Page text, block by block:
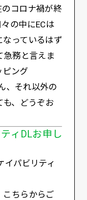
のコロナ禍が終
の中にECは
っているはず
急務と言えま
ピング
、それ以外の
も、どうぞお
ィDLお申し
イパビリティ
こちらからご